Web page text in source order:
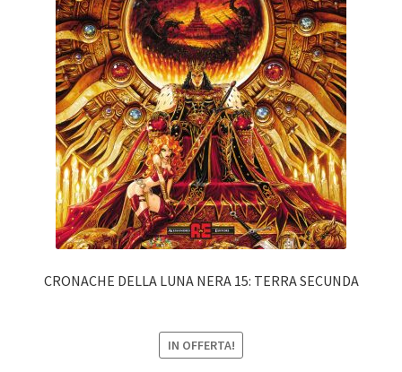
CRONACHE DELLA LUNA NERA 15: TERRA SECUNDA
IN OFFERTA!